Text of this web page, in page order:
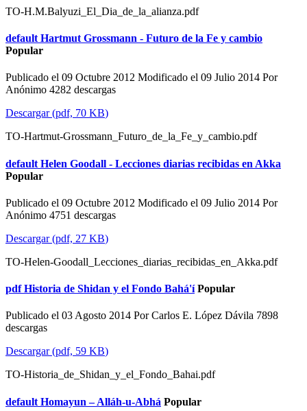
TO-H.M.Balyuzi_El_Dia_de_la_alianza.pdf
default Hartmut Grossmann - Futuro de la Fe y cambio
Popular
Publicado el 09 Octubre 2012 Modificado el 09 Julio 2014 Por
Anónimo 4282 descargas
Descargar(pdf, 70 KB)
TO-Hartmut-Grossmann_Futuro_de_la_Fe_y_cambio.pdf
default Helen Goodall - Lecciones diarias recibidas en Akka
Popular
Publicado el 09 Octubre 2012 Modificado el 09 Julio 2014 Por
Anónimo 4751 descargas
Descargar(pdf, 27 KB)
TO-Helen-Goodall_Lecciones_diarias_recibidas_en_Akka.pdf
pdf Historia de Shidan y el Fondo Bahá'í Popular
Publicado el 03 Agosto 2014 PorCarlos E. López Dávila 7898
descargas
Descargar(pdf, 59 KB)
TO-Historia_de_Shidan_y_el_Fondo_Bahai.pdf
default Homayun – Alláh-u-Abhá Popular